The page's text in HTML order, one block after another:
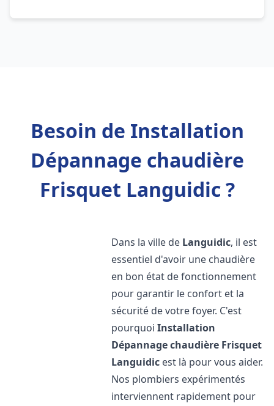
Besoin de Installation
Dépannage chaudière
Frisquet Languidic ?
Dans la ville de Languidic, il est
essentiel d'avoir une chaudière
en bon état de fonctionnement
pour garantir le confort et la
sécurité de votre foyer. C'est
pourquoiInstallation
Dépannage chaudière Frisquet
Languidic est là pour vous aider.
Nos plombiers expérimentés
interviennent rapidement pour